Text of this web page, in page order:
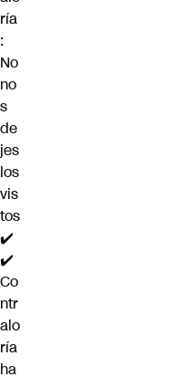
ría
:
No
no
s
de
jes
los
vis
tos
✔️
✔️
Co
ntr
alo
ría
ha